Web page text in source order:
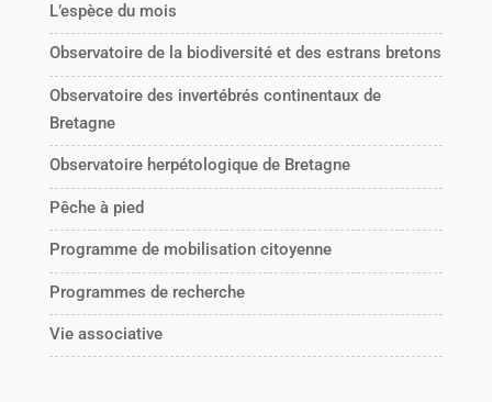
L’espèce du mois
Observatoire de la biodiversité et des estrans bretons
Observatoire des invertébrés continentaux de
Bretagne
Observatoire herpétologique de Bretagne
Pêche à pied
Programme de mobilisation citoyenne
Programmes de recherche
Vie associative